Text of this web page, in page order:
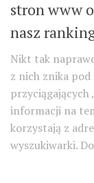
stron www
nasz
Nikt tak
z nich znika
przyciągających
informacji na
korzystają z
wyszukiwarki.